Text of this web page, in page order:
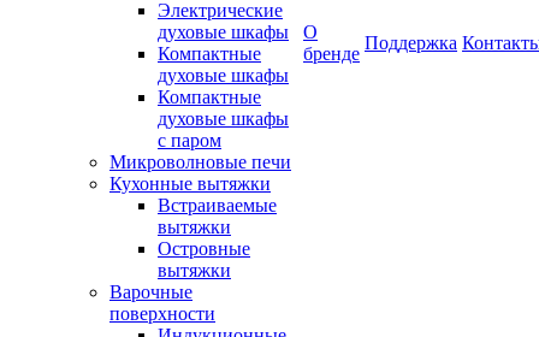
Электрические
духовые шкафы
Компактные
духовые шкафы
Компактные
духовые шкафы
с паром
Микроволновые печи
Кухонные вытяжки
Встраиваемые
вытяжки
Островные
вытяжки
Варочные
поверхности
О
бренде
Поддержка